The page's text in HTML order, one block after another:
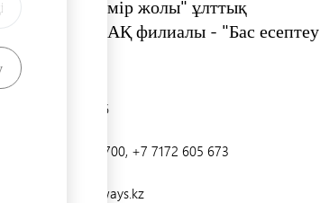
"Қазақстан темір жолы" ұлттық
компаниясы" АҚ филиалы - "Бас есептеу
орталығы"
Қонаев к-сі, 6
+7 7172 606 700, +7 7172 605 673
iservice@railways.kz